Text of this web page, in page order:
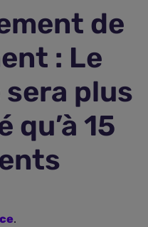
de
: Le
plus
qu’à 15
.